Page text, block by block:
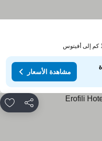
مشاهدة الأسعار
مشاركة